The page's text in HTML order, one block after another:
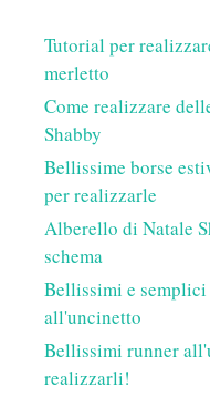
Tutorial per
merletto
Come realizzare
Shabby
Bellissime borse
per realizzarle
Alberello di Natale
schema
Bellissimi e semplici
all'uncinetto
Bellissimi runner
realizzarli!